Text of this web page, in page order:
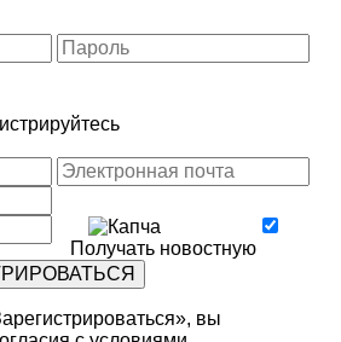
Получать новостную
вы